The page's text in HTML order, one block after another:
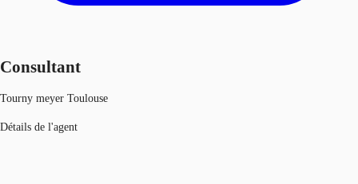
Consultant
Tourny meyer Toulouse
Détails de l'agent